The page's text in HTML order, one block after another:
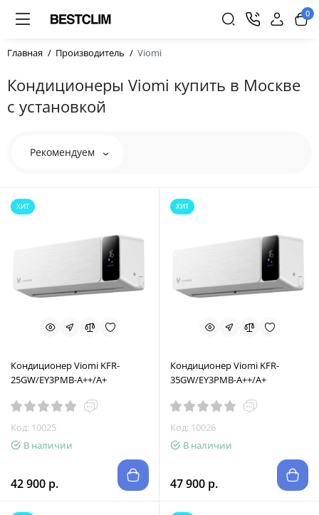
0
Главная Производитель Viomi
Кондиционеры Viomi купить в Москве
с установкой
Рекомендуем
ХИТ
Кондиционер Viomi KFR-
25GW/EY3PMB-A++/A+
Код: 10025
В наличии
42 900 р.
ХИТ
Кондиционер Viomi KFR-
35GW/EY3PMB-A++/A+
Код: 10026
В наличии
47 900 р.